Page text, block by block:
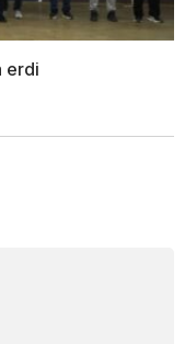
erdi